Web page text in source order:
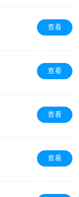
查看
查看
查看
查看